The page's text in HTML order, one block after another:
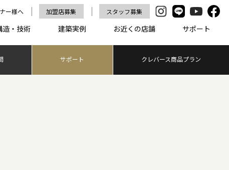
ー様へ 加盟店募集 スタッフ募集
造・技術 建築実例 お近くの店舗 サポート
サポート クレバース商品プラン